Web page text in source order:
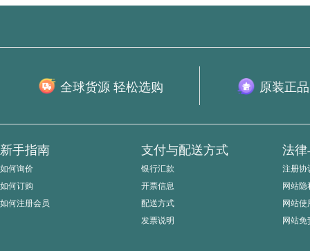
全球货源 轻松选购 原装正
新手指南
如何询价
如何订购
如何注册会员
支付与配送方式
银行汇款
开票信息
配送方式
发票说明
法
注册协
网站隐
网站使
网站免